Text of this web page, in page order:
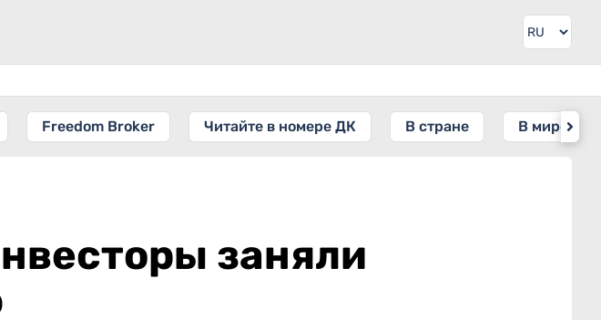
Freedom Broker Читайте в номере ДК В стране В мире
заняли